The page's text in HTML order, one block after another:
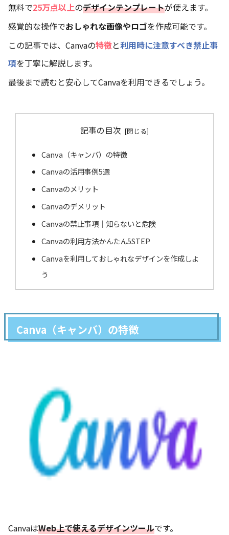
無料で25万点以上のデザインテンプレートが使えます。
感覚的な操作でおしゃれな画像やロゴを作成可能です。
この記事では、Canvaの特徴と利用時に注意すべき禁止事
項を丁寧に解説します。
最後まで読むと安心してCanvaを利用できるでしょう。
記事の目次
Canva（キャンバ）の特徴
Canvaの活用事例5選
Canvaのメリット
Canvaのデメリット
Canvaの禁止事項｜知らないと危険
Canvaの利用方法かんたん5STEP
Canvaを利用しておしゃれなデザインを作成しよ
う
Canva（キャンバ）の特徴
CanvaはWeb上で使えるデザインツールです。